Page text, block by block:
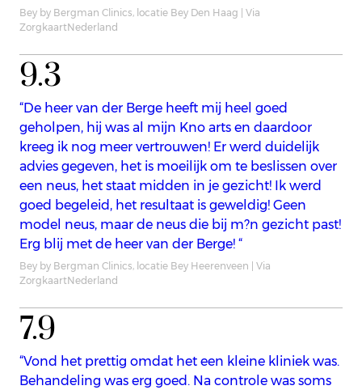
Bey by Bergman Clinics, locatie Bey Den Haag | Via
ZorgkaartNederland
9.3
“De heer van der Berge heeft mij heel goed
geholpen, hij was al mijn Kno arts en daardoor
kreeg ik nog meer vertrouwen! Er werd duidelijk
advies gegeven, het is moeilijk om te beslissen over
een neus, het staat midden in je gezicht! Ik werd
goed begeleid, het resultaat is geweldig! Geen
model neus, maar de neus die bij m?n gezicht past!
Erg blij met de heer van der Berge! “
Bey by Bergman Clinics, locatie Bey Heerenveen | Via
ZorgkaartNederland
7.9
“Vond het prettig omdat het een kleine kliniek was.
Behandeling was erg goed. Na controle was soms